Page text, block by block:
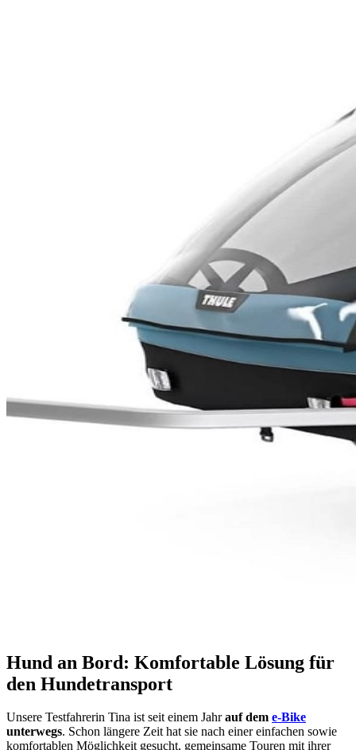
Hund an Bord: Komfortable Lösung für
den Hundetransport
Unsere Testfahrerin Tina ist seit einem Jahrauf dem e-Bike
unterwegs. Schon längere Zeit hat sie nach einer einfachen sowie
komfortablen Möglichkeit gesucht, gemeinsame Touren mit ihrer